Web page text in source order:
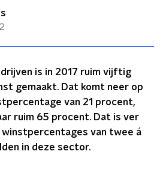
is in 2017 ruim vijftig
gemaakt. Dat komt neer op
van 21 procent,
ruim 65 procent. Dat is ver
winstpercentages van twee á
in deze sector.